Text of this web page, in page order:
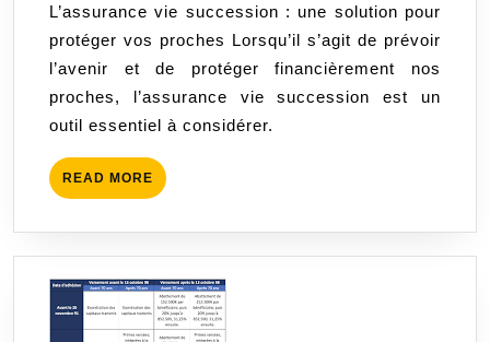
Protégez
votre
patrimoine
et
vos
L’assurance vie succession : une solution pour
protéger vos proches Lorsqu’il s’agit de prévoir
l’avenir et de protéger financièrement nos
proches, l’assurance vie succession est un
outil essentiel à considérer.
READ MORE READ
MORE